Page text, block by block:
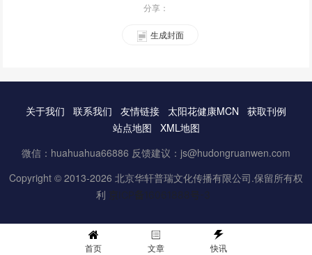
分享：
生成封面
关于我们 联系我们 友情链接 太阳花健康MCN
获取刊例
站点地图
XML地图
微信：huahuahua66886 反馈建议：js@hudongruanwen.com
Copyright © 2013-2026 北京华轩普瑞文化传播有限公司.保留所有权
利 京ICP备16061888号-3
首页 文章 快讯